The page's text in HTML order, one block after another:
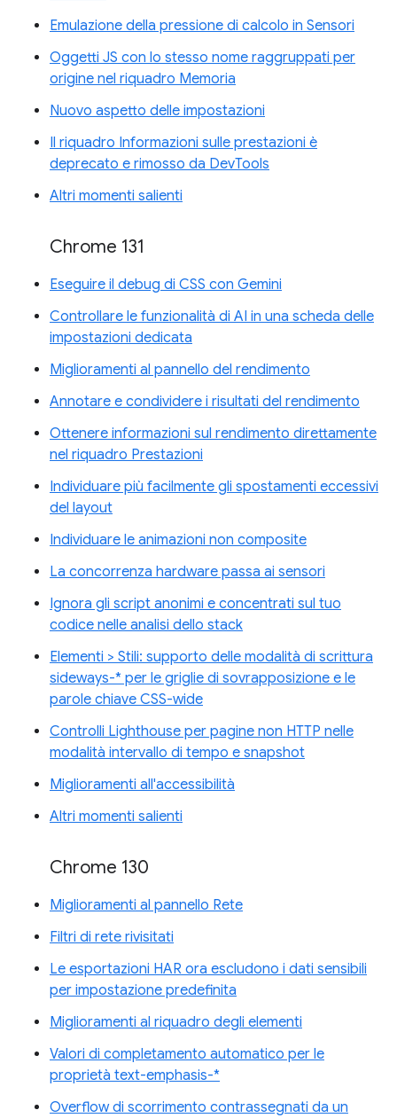
Emulazione della pressione di calcolo in Sensori
Oggetti JS con lo stesso nome raggruppati per
origine nel riquadro Memoria
Nuovo aspetto delle impostazioni
Il riquadro Informazioni sulle prestazioni è
deprecato e rimosso da DevTools
Altri momenti salienti
Chrome 131
Eseguire il debug di CSS con Gemini
Controllare le funzionalità di AI in una scheda delle
impostazioni dedicata
Miglioramenti al pannello del rendimento
Annotare e condividere i risultati del rendimento
Ottenere informazioni sul rendimento direttamente
nel riquadro Prestazioni
Individuare più facilmente gli spostamenti eccessivi
del layout
Individuare le animazioni non composite
La concorrenza hardware passa ai sensori
Ignora gli script anonimi e concentrati sul tuo
codice nelle analisi dello stack
Elementi > Stili: supporto delle modalità di scrittura
sideways-* per le griglie di sovrapposizione e le
parole chiave CSS-wide
Controlli Lighthouse per pagine non HTTP nelle
modalità intervallo di tempo e snapshot
Miglioramenti all'accessibilità
Altri momenti salienti
Chrome 130
Miglioramenti al pannello Rete
Filtri di rete rivisitati
Le esportazioni HAR ora escludono i dati sensibili
per impostazione predefinita
Miglioramenti al riquadro degli elementi
Valori di completamento automatico per le
proprietà text-emphasis-*
Overflow di scorrimento contrassegnati da un